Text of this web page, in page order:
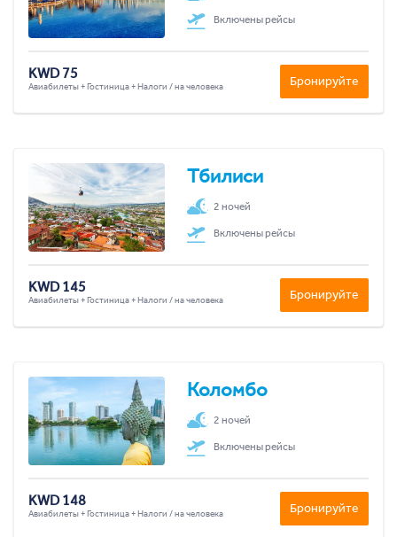
Включены рейсы
KWD 75
Авиабилеты + Гостиница + Налоги / на человека Бронируйте
Тбилиси
2 ночей
Включены рейсы
KWD 145
Авиабилеты + Гостиница + Налоги / на человека Бронируйте
Коломбо
2 ночей
Включены рейсы
KWD 148
Авиабилеты + Гостиница + Налоги / на человека Бронируйте